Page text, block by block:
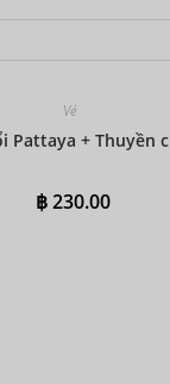
Đặt ngay
Vé
Pattaya + Thuyền
฿230.00